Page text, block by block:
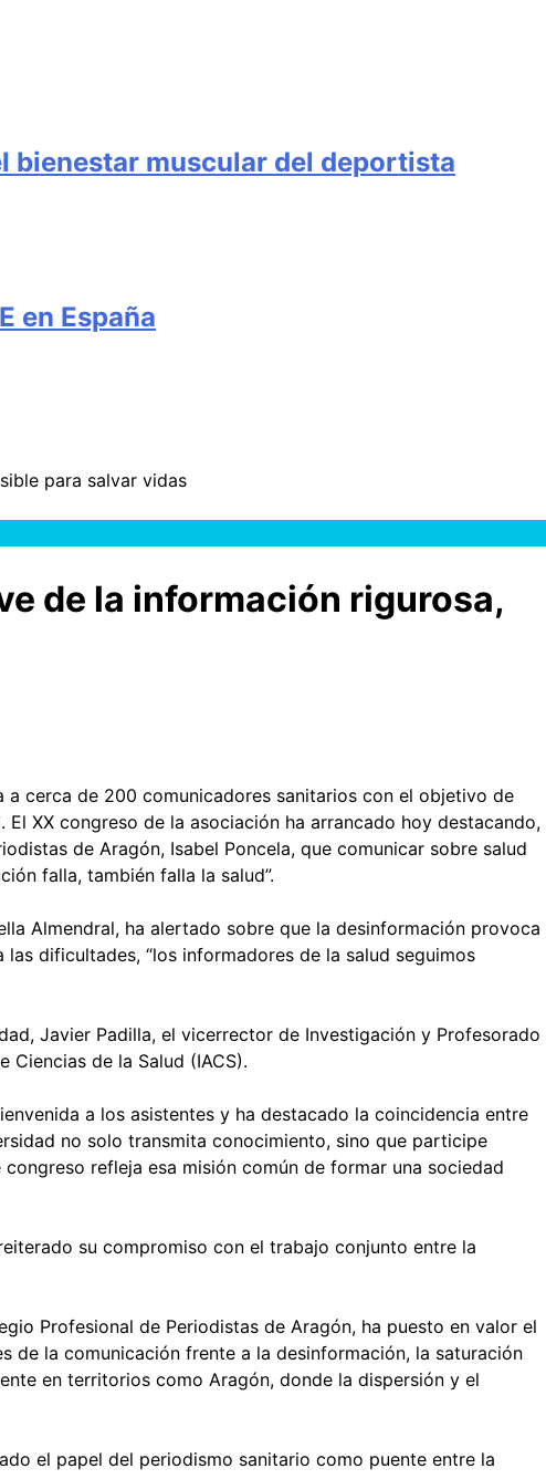
bienestar muscular del deportista
en España
para salvar vidas
de la información rigurosa,
a cerca de 200 comunicadores sanitarios con el objetivo de
XX congreso de la asociación ha arrancado hoy destacando,
de Aragón, Isabel Poncela, que comunicar sobre salud
falla, también falla la salud”.
Almendral, ha alertado sobre que la desinformación provoca
las dificultades, “los informadores de la salud seguimos
Javier Padilla, el vicerrector de Investigación y Profesorado
Ciencias de la Salud (IACS).
a los asistentes y ha destacado la coincidencia entre
no solo transmita conocimiento, sino que participe
refleja esa misión común de formar una sociedad
su compromiso con el trabajo conjunto entre la
Profesional de Periodistas de Aragón, ha puesto en valor el
de la comunicación frente a la desinformación, la saturación
en territorios como Aragón, donde la dispersión y el
el papel del periodismo sanitario como puente entre la